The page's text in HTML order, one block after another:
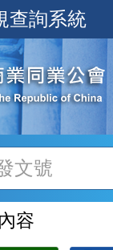
查詢系統
容